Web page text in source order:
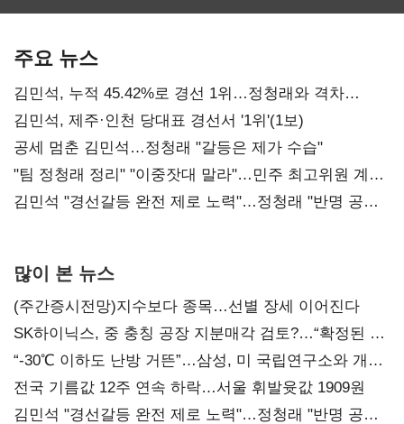
주요 뉴스
김민석, 누적 45.42%로 경선 1위…정청래와 격차
0.86%p(2보)
김민석, 제주·인천 당대표 경선서 '1위'(1보)
공세 멈춘 김민석…정청래 "갈등은 제가 수습"
"팀 정청래 정리" "이중잣대 말라"…민주 최고위원 계파
다툼 격화
김민석 "경선갈등 완전 제로 노력"…정청래 "반명 공세
많이 본 뉴스
(주간증시전망)지수보다 종목…선별 장세 이어진다
SK하이닉스, 중 충칭 공장 지분매각 검토?…“확정된 바
없어”
“-30℃ 이하도 난방 거뜬”…삼성, 미 국립연구소와 개발
협력
전국 기름값 12주 연속 하락…서울 휘발윳값 1909원
김민석 "경선갈등 완전 제로 노력"…정청래 "반명 공세